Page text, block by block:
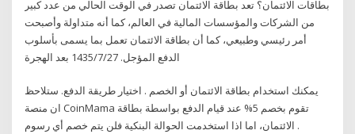
بطاقات الائتمان؟ تعد بطاقة الائتمان تصدر في الوقت الحالي من عدد كبير
من الشركات والمؤسسات المالية في العالم، كما أنه متداولة وأصبحت
أمر رئيسي وطبيعي، كما أن بطاقة الائتمان تعمل بما يسمى بأسلوب
الدفع المؤجل. 27‏‏/7‏‏/1435 بعد الهجرة
يمكنك استخدام بطاقة الائتمان أو الخصم . اختيار طريقة الدفع. ستلاحظ
ان منصة CoinMama تقوم بخصم 5% عند قيام الدفع بواسطة بطاقة
الائتمان، اما اذا استخدمت الحوالة البنكية فلن يتم خصم أي رسوم .